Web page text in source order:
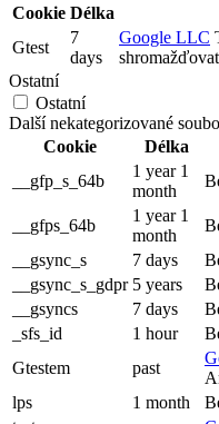
Cookie Délka
Gtest
7
days
Google LLC
Ostatní
Ostatní
Další nekategorizované
Cookie
Délka
__gfp_s_64b
1 year 1
month
__gfps_64b
1 year 1
month
__gsync_s
7 days
__gsync_s_gdpr 5 years
__gsyncs
7 days
_sfs_id
1 hour
Gtestem
past
lps
1 month